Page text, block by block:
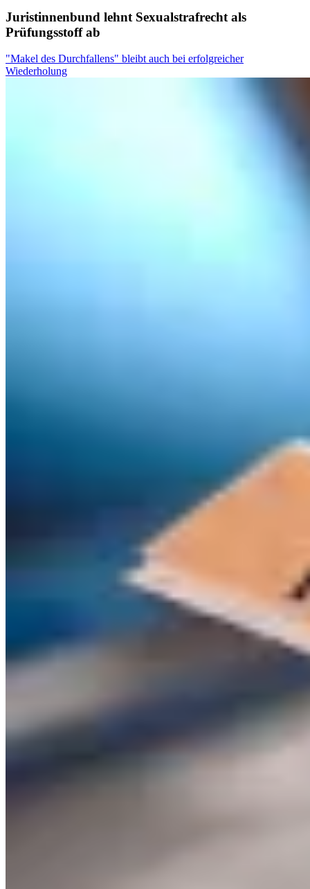
Juristinnenbund lehnt Sexualstrafrecht als
Prüfungsstoff ab
"Makel des Durchfallens" bleibt auch bei erfolgreicher
Wiederholung